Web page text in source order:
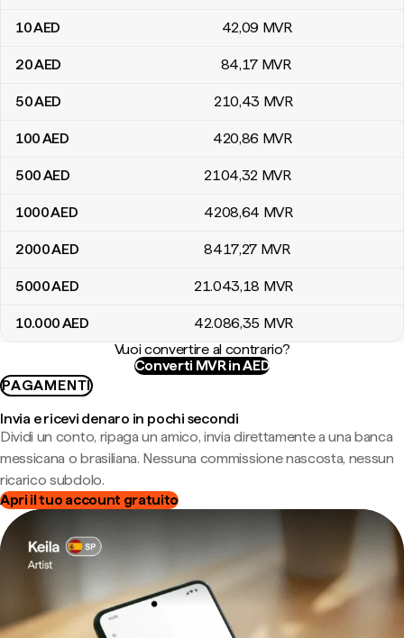
10AED 42,09 MVR
20AED 84,17 MVR
50AED 210,43 MVR
100AED 420,86 MVR
500AED 2104,32 MVR
1000AED 4208,64 MVR
2000AED 8417,27 MVR
5000AED 21.043,18 MVR
10.000AED 42.086,35 MVR
Vuoi convertire al contrario?
Converti MVR in AED
PAGAMENTI
Invia e ricevi denaro in pochi secondi
Dividi un conto, ripaga un amico, invia direttamente a una banca
messicana o brasiliana. Nessuna commissione nascosta, nessun
ricarico subdolo.
Apri il tuo account gratuito